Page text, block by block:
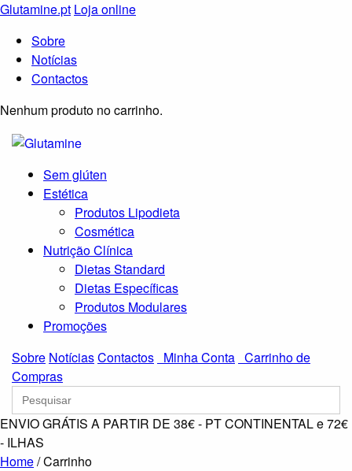
Glutamine.pt Loja online
Sobre
Notícias
Contactos
Nenhum produto no carrinho.
Sem glúten
Estética
Produtos Lipodieta
Cosmética
Nutrição Clínica
Dietas Standard
Dietas Específicas
Produtos Modulares
Promoções
Sobre NotíciasContactos Minha Conta Carrinho de
Compras
Search
for:
ENVIO GRÁTIS A PARTIR DE 38€ - PT CONTINENTAL e 72€
- ILHAS
Home/Carrinho